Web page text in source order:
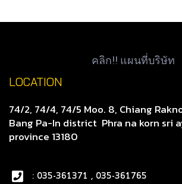
คลิก!! แผนที่บริษัท
LOCATION
74/2, 74/4, 74/5 Moo. 8, Chiang
Bang Pa-In district Phra na korn sri
province 13180
: 035-361371 , 035-361765